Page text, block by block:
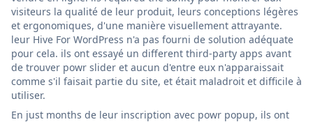
visiteurs la qualité de leur produit, leurs conceptions légères
et ergonomiques, d'une manière visuellement attrayante.
leur Hive For WordPress n'a pas fourni de solution adéquate
pour cela. ils ont essayé un different third-party apps avant
de trouver powr slider et aucun d'entre eux n'apparaissait
comme s'il faisait partie du site, et était maladroit et difficile à
utiliser.
En just months de leur inscription avec powr popup, ils ont